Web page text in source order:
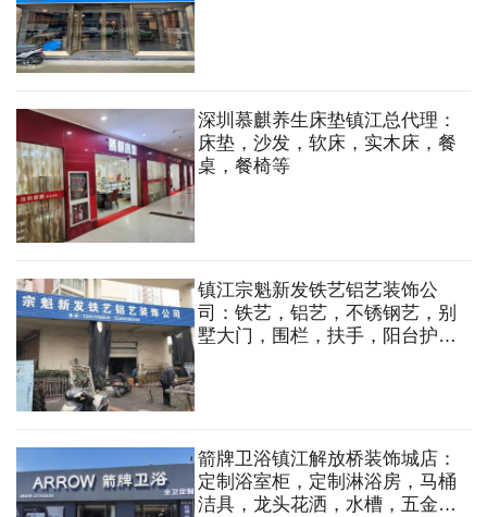
深圳慕麒养生床垫镇江总代理：
床垫，沙发，软床，实木床，餐
桌，餐椅等
镇江宗魁新发铁艺铝艺装饰公
司：铁艺，铝艺，不锈钢艺，别
墅大门，围栏，扶手，阳台护
箭牌卫浴镇江解放桥装饰城店：
定制浴室柜，定制淋浴房，马桶
洁具，龙头花洒，水槽，五金挂